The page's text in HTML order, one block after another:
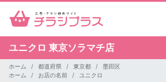
ユニクロ 東京ソラマチ店
ホーム 都道府県 東京都
墨田区
ホーム
お店の名前 ユニクロ